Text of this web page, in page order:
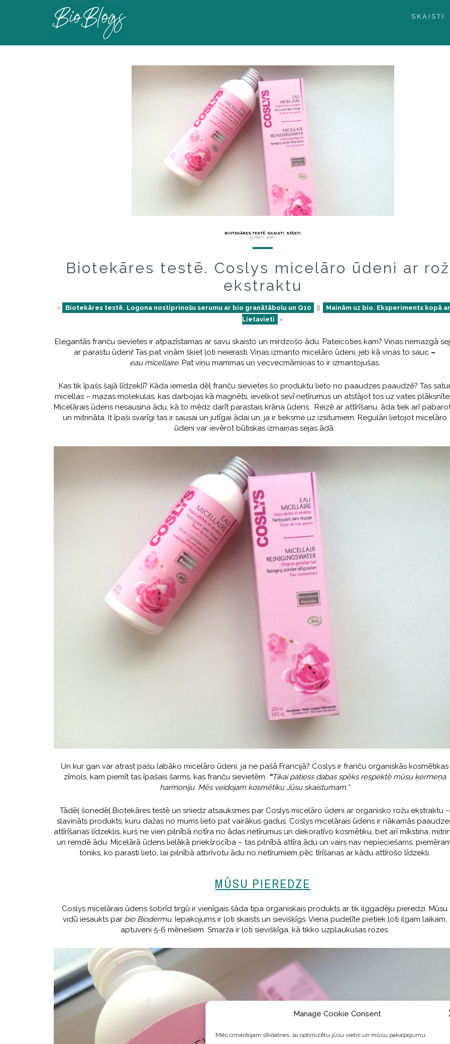
Manage Cookie Consent
Mēs izmantojam sīkdatnes, lai optimizētu jūsu vietni un mūsu pakalpojumu.
SKAISTI
BIOTEKĀRES TESTĒ, SKAISTI, STĀSTI
24 Marts, 2016
Biotekāres testē. Coslys micelāro ūdeni ar
ekstraktu
« Biotekāres testē. Logona nostiprinošu serumu ar bio granātābolu un Q10
Mainām uz bio. Eksperiments kopā
Lietavieti
»
Elegantās franču sievietes ir atpazīstamas ar savu skaisto un mirdzošo ādu. Pateicoties kam? Viņas nemazgā
ar parastu ūdeni! Tas pat viņām šķiet ļoti neierasti. Viņas izmanto micelāro ūdeni, jeb kā viņas to sauc –
eau micellaire. Pat viņu mammas un vecvecmāmiņas to ir izmantojušas.
Kas tik īpašs šajā līdzeklī? Kāda iemesla dēļ franču sievietes šo produktu lieto no paaudzes paaudzē? Tas
micellas – mazas molekulas, kas darbojas kā magnēts, ievelkot sevī netīrumus un atstājot tos uz vates
Micelārais ūdens nesausina ādu, kā to mēdz darīt parastais krāna ūdens. Reizē ar attīrīšanu, āda tiek arī
un mitrināta. It īpaši svarīgi tas ir sausai un jutīgai ādai un, ja ir tieksme uz izsitumiem. Regulāri lietojot micelāro
ūdeni var ievērot būtiskas izmaiņas sejas ādā.
Un kur gan var atrast pašu labāko micelāro ūdeni, ja ne pašā Francijā? Coslys ir franču organiskās kosmētikas
zīmols, kam piemīt tas īpašais šarms, kas franču sievietēm. “Tikai patiess dabas spēks respektē mūsu ķermeņa
harmoniju. Mēs veidojam kosmētiku Jūsu skaistumam.”
Tādēļ šonedēļ Biotekāres testē un sniedz atsauksmes par Coslys micelāro ūdeni ar organisko rožu ekstraktu –
slavināts produkts, kuru dažas no mums lieto pat vairākus gadus. Coslys micelārais ūdens ir nākamās
attīrīšanas līdzeklis, kurš ne vien pilnībā notīra no ādas netīrumus un dekoratīvo kosmētiku, bet arī mīkstina,
un remdē ādu. Micelārā ūdens lielākā priekšrocība – tas pilnībā attīra ādu un vairs nav nepieciešams,
toniks, ko parasti lieto, lai pilnībā atbrīvotu ādu no netīrumiem pēc tīrīšanas ar kādu attīrošo līdzekli.
MŪSU PIEREDZE
Coslys micelārais ūdens šobrīd tirgū ir vienīgais šāda tipa organiskais produkts ar tik ilggadēju pieredzi. Mūsu
vidū iesaukts par bio Biodermu. Iepakojums ir ļoti skaists un sievišķīgs. Viena pudelīte pietiek ļoti ilgam laikam,
aptuveni 5-6 mēnešiem. Smarža ir ļoti sievišķīga, kā tikko uzplaukušas rozes.